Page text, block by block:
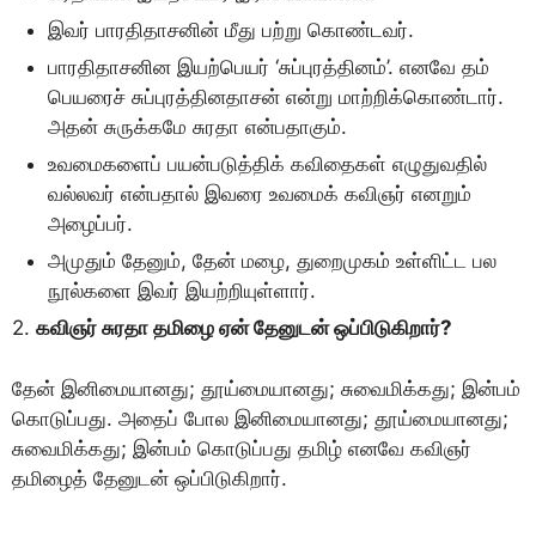
இவர் பாரதிதாசனின் மீது பற்று கொண்டவர்.
பாரதிதாசனின இயற்பெயர் ‘சுப்புரத்தினம்’. எனவே தம்
பெயரைச் சுப்புரத்தினதாசன் என்று மாற்றிக்காெண்டார்.
அதன் சுருக்கமே சுரதா என்பதாகும்.
உவமைகளைப் பயன்படுத்திக் கவிதைகள் எழுதுவதில்
வல்லவர் என்பதால் இவரை உவமைக் கவிஞர் எனறும்
அழைப்பர்.
அமுதும் தேனும், தேன் மழை, துறைமுகம் உள்ளிட்ட பல
நூல்களை இவர் இயற்றியுள்ளார்.
2. கவிஞர் சுரதா தமிழை ஏன் தேனுடன் ஒப்பிடுகிறார்?
தேன் இனிமையானது; தூய்மையானது; சுவைமிக்கது; இன்பம்
கொடுப்பது. அதைப் போல இனிமையானது; தூய்மையானது;
சுவைமிக்கது; இன்பம் கொடுப்பது தமிழ் எனவே கவிஞர்
தமிழைத் தேனுடன் ஒப்பிடுகிறார்.